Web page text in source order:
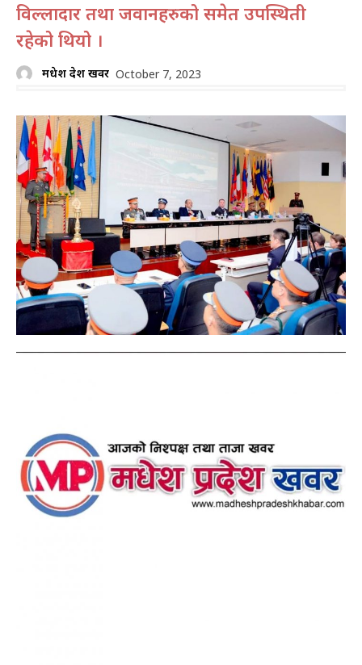
विल्लादार तथा जवानहरुको समेत उपस्थिती
रहेको थियो ।
मधेश प्रदेश खवर October 7, 2023